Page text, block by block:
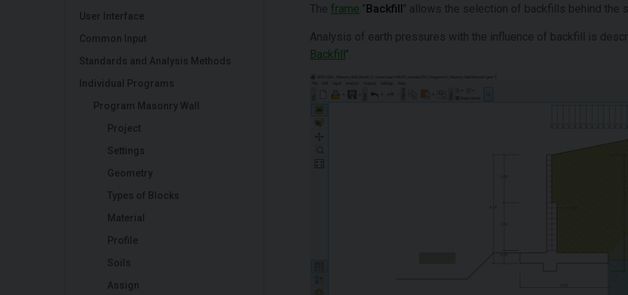
User Interface
Common Input
Standards and Analysis Methods
Individual Programs
Program Masonry Wall
Project
Settings
Geometry
Types of Blocks
Material
Profile
Soils
Assign
The frame "Backfill" allows the selection of backfills behind the
Analysis of earth pressures with the influence of backfill is
Backfill".